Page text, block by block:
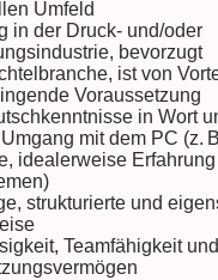
Umfeld
in der Druck‑ und/oder
bevorzugt
ist von
Voraussetzung
in Wort
mit dem PC (z.
idealerweise
strukturierte und
Teamfähigkeit und